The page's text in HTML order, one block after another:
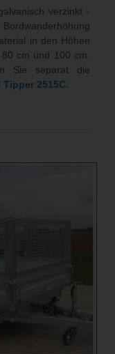
verzinkt -
in den Höhen
cm und 100 cm.
Sie separat die
Tipper 2515C.